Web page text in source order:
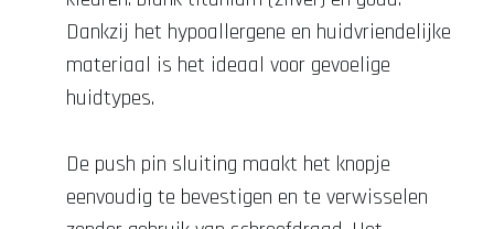
Dankzij het hypoallergene en huidvriendelijke
materiaal is het ideaal voor gevoelige
huidtypes.
De push pin sluiting maakt het knopje
eenvoudig te bevestigen en te verwisselen